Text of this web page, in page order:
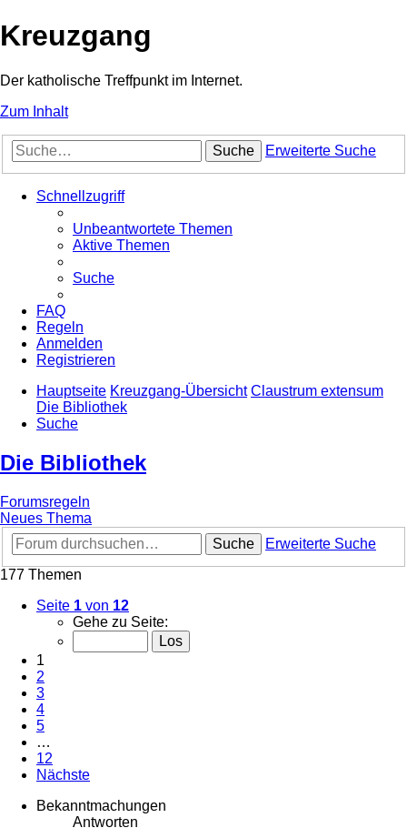
Kreuzgang
Der katholische Treffpunkt im Internet.
Zum Inhalt
Suche Erweiterte Suche
Schnellzugriff
Unbeantwortete Themen
Aktive Themen
Suche
FAQ
Regeln
Anmelden
Registrieren
Hauptseite Kreuzgang-Übersicht Claustrum extensum
Die Bibliothek
Suche
Die Bibliothek
Forumsregeln
Neues Thema
Suche
Erweiterte Suche
177 Themen
Seite 1 von 12
Gehe zu Seite:
1
2
3
4
5
…
12
Nächste
Bekanntmachungen
Antworten